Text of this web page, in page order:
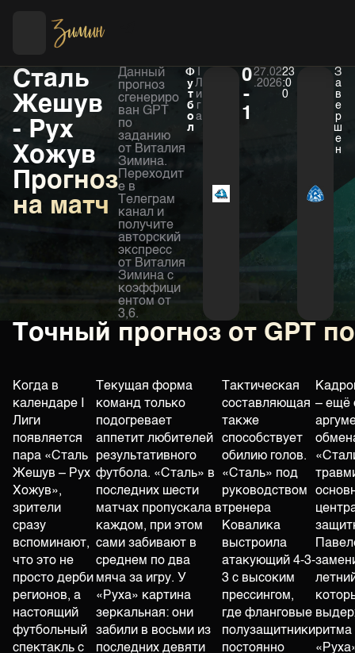
Футбол Хоккей
Сталь
Жешув
- Рух
Хожув
Прогноз
на матч
Данный
прогноз
сгенериро
ван GPT
по
заданию
от Виталия
Зимина.
Переходит
е в
Телеграм
канал и
получите
авторский
экспресс
от Виталия
Зимина с
коэффици
ентом от
3,6.
Ф
у
т
б
о
л
Л
и
г
а
0
-
1
27.02
.2026
23
:0
0
З
а
в
е
р
ш
е
н
Точный прогноз от GPT
Когда в
календаре I
Лиги
появляется
пара «Сталь
Жешув – Рух
Хожув»,
зрители
сразу
вспоминают,
что это не
просто дерби
регионов, а
настоящий
футбольный
спектакль с
Текущая форма
команд только
подогревает
аппетит любителей
результативного
футбола. «Сталь» в
последних шести
матчах пропускала в
каждом, при этом
сами забивают в
среднем по два
мяча за игру. У
«Руха» картина
зеркальная: они
забили в восьми из
последних девяти
Тактическая
составляющая
также
способствует
обилию голов.
«Сталь» под
руководством
тренера
Ковалика
выстроила
атакующий 4-3-
3 с высоким
прессингом,
где фланговые
полузащитники
постоянно
– ещё
ритма